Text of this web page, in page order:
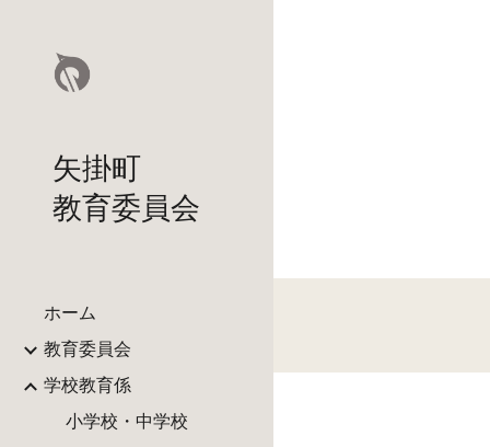
矢掛町
教育委員会
ホーム
教育委員会
学校教育係
小学校・中学校